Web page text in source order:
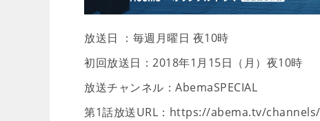
放送日 ：毎週月曜日 夜10時
初回放送日：2018年1月15日（月）夜10時
放送チャンネル：AbemaSPECIAL
第1話放送URL：https://abema.tv/